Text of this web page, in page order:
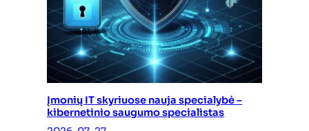
Įmonių IT skyriuose nauja specialybė –
kibernetinio saugumo specialistas